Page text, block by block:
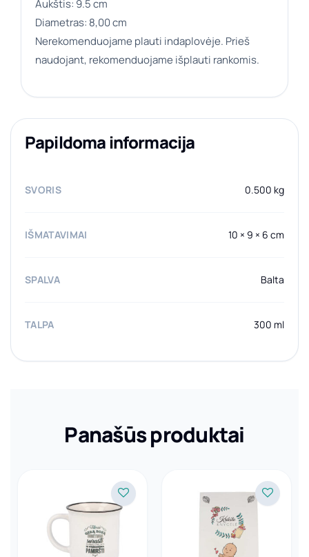
Aukštis: 9.5 cm
Diametras: 8,00 cm
Nerekomenduojame plauti indaplovėje. Prieš
naudojant, rekomenduojame išplauti rankomis.
Papildoma informacija
SVORIS 0.500 kg
IŠMATAVIMAI 10 × 9 × 6 cm
SPALVA Balta
TALPA 300 ml
Panašūs produktai